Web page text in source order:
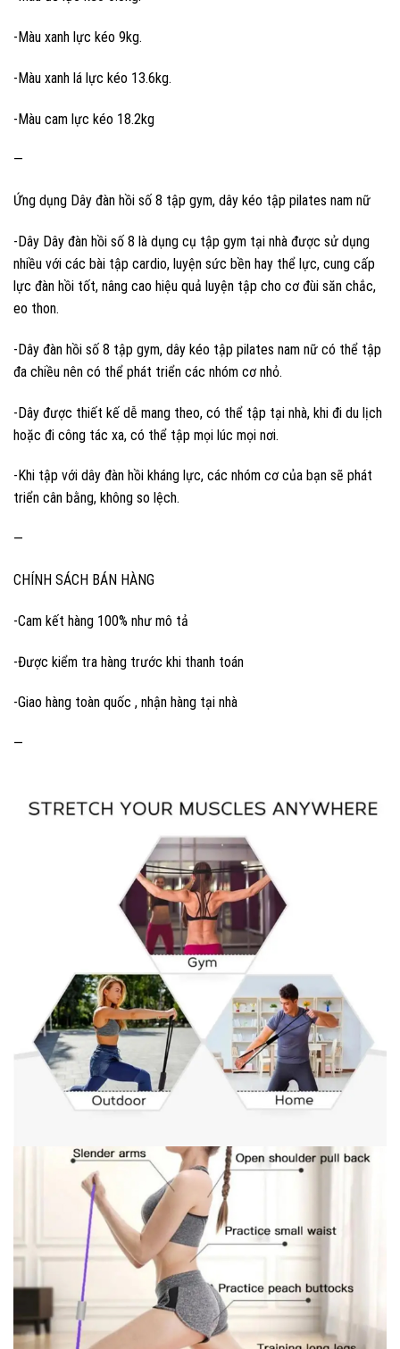
-Màu xanh lực kéo 9kg.
-Màu xanh lá lực kéo 13.6kg.
-Màu cam lực kéo 18.2kg
—
Ứng dụng Dây đàn hồi số 8 tập gym, dây kéo tập pilates nam nữ
-Dây Dây đàn hồi số 8 là dụng cụ tập gym tại nhà được sử dụng
nhiều với các bài tập cardio, luyện sức bền hay thể lực, cung cấp
lực đàn hồi tốt, nâng cao hiệu quả luyện tập cho cơ đùi săn chắc,
eo thon.
-Dây đàn hồi số 8 tập gym, dây kéo tập pilates nam nữ có thể tập
đa chiều nên có thể phát triển các nhóm cơ nhỏ.
-Dây được thiết kế dễ mang theo, có thể tập tại nhà, khi đi du lịch
hoặc đi công tác xa, có thể tập mọi lúc mọi nơi.
-Khi tập với dây đàn hồi kháng lực, các nhóm cơ của bạn sẽ phát
triển cân bằng, không so lệch.
—
CHÍNH SÁCH BÁN HÀNG
-Cam kết hàng 100% như mô tả
-Được kiểm tra hàng trước khi thanh toán
-Giao hàng toàn quốc , nhận hàng tại nhà
—